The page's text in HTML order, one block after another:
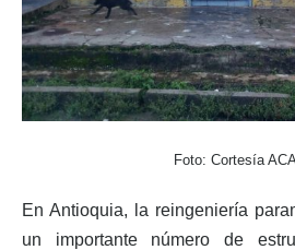
Foto: Cortesía
En Antioquia, la reingeniería
un importante número de